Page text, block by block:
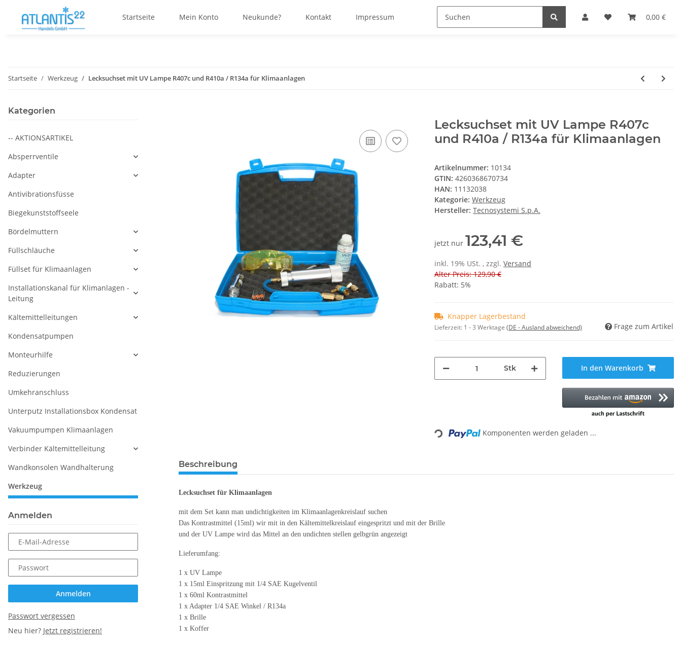
0,00 €
Startseite Mein Konto Neukunde? Kontakt Impressum
Startseite Werkzeug Lecksuchset mit UV Lampe R407c und R410a / R134a für Klimaanlagen
Lecksuchset mit UV Lampe R407c
und R410a / R134a für Klimaanlagen
Artikelnummer: 10134
GTIN: 4260368670734
HAN: 11132038
Kategorie: Werkzeug
Hersteller: Tecnosystemi S.p.A.
jetzt nur 123,41 €
inkl. 19% USt. , zzgl. Versand
Alter Preis: 129,90 €
Rabatt: 5%
Knapper Lagerbestand
Lieferzeit: 1 - 3 Werktage (DE - Ausland abweichend) Frage zum Artikel
Stk In den Warenkorb
Loading... Komponenten werden geladen ...
Beschreibung
Lecksuchset für Klimaanlagen
mit dem Set kann man undichtigkeiten im Klimaanlagenkreislauf suchen
Das Kontrastmittel (15ml) wir mit in den Kältemittelkreislauf eingespritzt und mit der Brille
und der UV Lampe wird das Mittel an den undichten stellen gelbgrün angezeigt
Lieferumfang:
1 x UV Lampe
1 x 15ml Einspritzung mit 1/4 SAE Kugelventil
1 x 60ml Kontrastmittel
1 x Adapter 1/4 SAE Winkel / R134a
1 x Brille
1 x Koffer
Kategorien
-- AKTIONSARTIKEL
Absperrventile
Adapter
Antivibrationsfüsse
Biegekunststoffseele
Bördelmuttern
Füllschläuche
Füllset für Klimaanlagen
Installationskanal für Klimanlagen -
Leitung
Kältemittelleitungen
Kondensatpumpen
Monteurhilfe
Reduzierungen
Umkehranschluss
Unterputz Installationsbox Kondensat
Vakuumpumpen Klimaanlagen
Verbinder Kältemittelleitung
Wandkonsolen Wandhalterung
Werkzeug
Anmelden
E-Mail-Adresse
Passwort
Anmelden
Passwort vergessen
Neu hier? Jetzt registrieren!